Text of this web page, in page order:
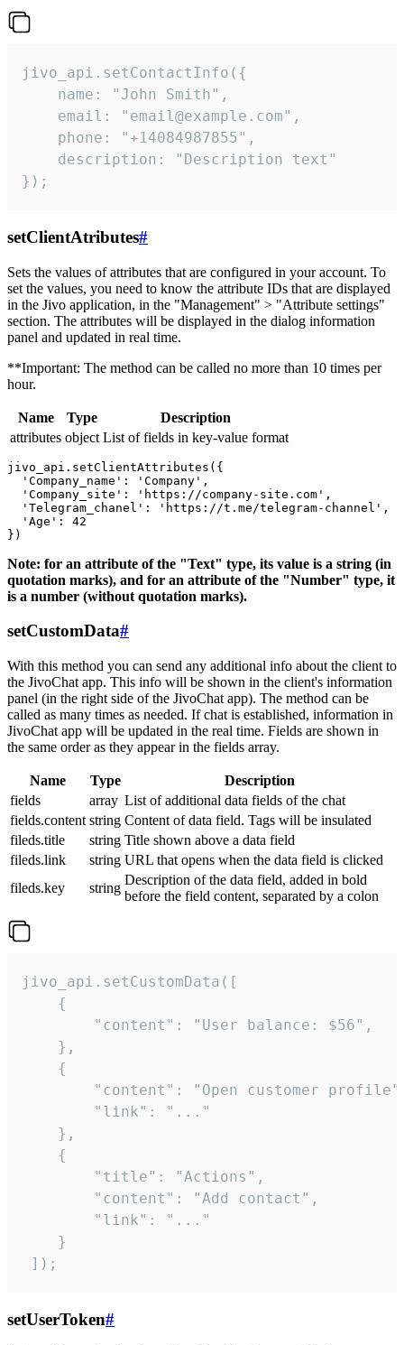
jivo_api.setContactInfo({
    name: "John Smith",
    email: "email@example.com",
    phone: "+14084987855",
    description: "Description text"
});
setClientAtributes#
Sets the values ​​of attributes that are configured in your account. To
set the values, you need to know the attribute IDs that are displayed
in the Jivo application, in the "Management" > "Attribute settings"
section. The attributes will be displayed in the dialog information
panel and updated in real time.
**Important: The method can be called no more than 10 times per
hour.
Name Type
Description
attributes object List of fields in key-value format
jivo_api.setClientAttributes({
  'Company_name': 'Company',
  'Company_site': 'https://company-site.com',
  'Telegram_chanel': 'https://t.me/telegram-channel',
  'Age': 42
Note: for an attribute of the "Text" type, its value is a string (in
quotation marks), and for an attribute of the "Number" type, it
is a number (without quotation marks).
setCustomData#
With this method you can send any additional info about the client to
the JivoChat app. This info will be shown in the client's information
panel (in the right side of the JivoChat app). The method can be
called as many times as needed. If chat is established, information in
JivoChat app will be updated in the real time. Fields are shown in
the same order as they appear in the fields array.
Name Type
Description
fields
array List of additional data fields of the chat
fields.content string Content of data field. Tags will be insulated
fileds.title
string Title shown above a data field
fileds.link
string URL that opens when the data field is clicked
fileds.key
string
Description of the data field, added in bold
before the field content, separated by a colon
jivo_api.setCustomData([
    {
        "content": "User balance: $56",
    },
    {
"content": "Open customer
        "link": "..."
    },
    {
        "title": "Actions",
        "content": "Add contact",
        "link": "..."
    }
]);
setUserToken#